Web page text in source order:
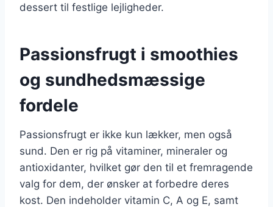
dessert til festlige lejligheder.
Passionsfrugt i smoothies
og sundhedsmæssige
fordele
Passionsfrugt er ikke kun lækker, men også
sund. Den er rig på vitaminer, mineraler og
antioxidanter, hvilket gør den til et fremragende
valg for dem, der ønsker at forbedre deres
kost. Den indeholder vitamin C, A og E, samt